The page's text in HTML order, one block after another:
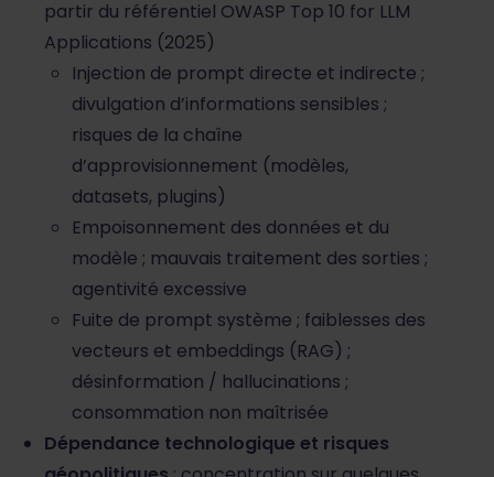
partir du référentiel OWASP Top 10 for LLM
Applications (2025)
Injection de prompt directe et indirecte ;
divulgation d’informations sensibles ;
risques de la chaîne
d’approvisionnement (modèles,
datasets, plugins)
Empoisonnement des données et du
modèle ; mauvais traitement des sorties ;
agentivité excessive
Fuite de prompt système ; faiblesses des
vecteurs et embeddings (RAG) ;
désinformation / hallucinations ;
consommation non maîtrisée
Dépendance technologique et risques